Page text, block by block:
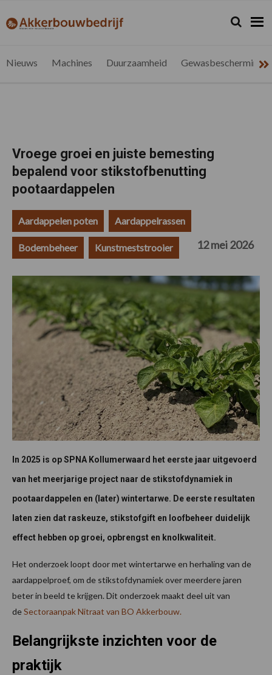
de
de
de
de
akkerbouwbedrijf.be
Nieuws
Zoeken...
Zoek
Nieuws Machines Duurzaamheid Gewasbescherming
Vroege groei en juiste bemesting
bepalend voor stikstofbenutting
pootaardappelen
Aardappelen poten Aardappelrassen
Bodembeheer Kunstmeststrooier 12 mei 2026
In 2025 is op SPNA Kollumerwaard het eerste jaar uitgevoerd
van het meerjarige project naar de stikstofdynamiek in
pootaardappelen en (later) wintertarwe. De eerste resultaten
laten zien dat raskeuze, stikstofgift en loofbeheer duidelijk
effect hebben op groei, opbrengst en knolkwaliteit.
Het onderzoek loopt door met wintertarwe en herhaling van de
aardappelproef, om de stikstofdynamiek over meerdere jaren
beter in beeld te krijgen. Dit onderzoek maakt deel uit van
deSectoraanpak Nitraat van BO Akkerbouw.
Belangrijkste inzichten voor de
praktijk